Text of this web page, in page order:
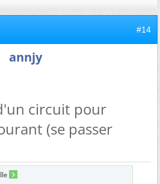
#14
annjy
circuit pour
(se passer